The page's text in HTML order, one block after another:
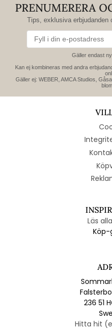
PRENUMERERA
Tips, exklusiva erbjudanden
Gäller endast
Kan ej kombineras med andra
Gäller ej: WEBER, AMCA Studios,
Läs
Köp-
236 51
Hitta hit